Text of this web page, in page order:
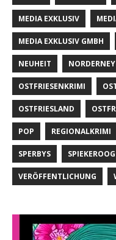
MEDIA EXKLUSIV
MEDIA EXKLUSIV GMBH
NEUHEIT NORDERNEY
OSTFRIESENKRIMI
OSTFRIESLAND
POP REGIONALKRIMI
SPERBYS SPIEKEROOG
VERÖFFENTLICHUNG